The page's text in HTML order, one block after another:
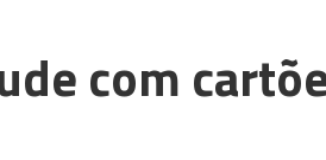
com